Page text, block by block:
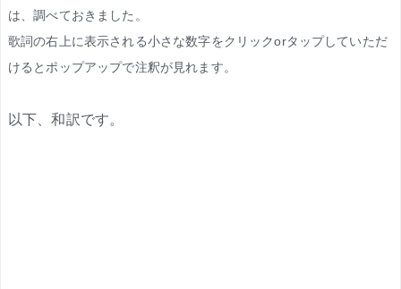
は、調べておきました。
歌詞の右上に表示される小さな数字をクリックorタップしていただ
けるとポップアップで注釈が見れます。
以下、和訳です。